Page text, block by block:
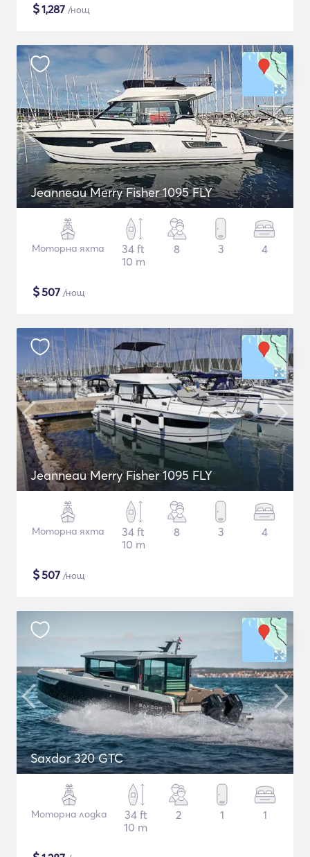
$1,287 /нощ
Jeanneau Merry Fisher 1095 FLY
Моторна яхта
34 ft
10 m
8 3 4
$507 /нощ
Jeanneau Merry Fisher 1095 FLY
Моторна яхта
34 ft
10 m
8 3 4
$507 /нощ
Saxdor 320 GTC
Моторна лодка
34 ft
10 m
2 1 1